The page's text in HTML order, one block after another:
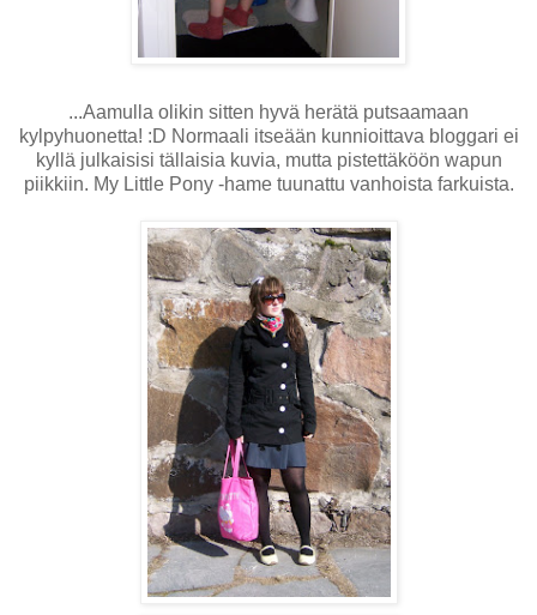
...Aamulla olikin sitten hyvä herätä putsaamaan
kylpyhuonetta! :D Normaali itseään kunnioittava bloggari ei
kyllä julkaisisi tällaisia kuvia, mutta pistettäköön wapun
piikkiin. My Little Pony -hame tuunattu vanhoista farkuista.